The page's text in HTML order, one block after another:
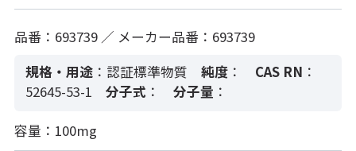
品番：693739 ／ メーカー品番：693739
規格・用途 ：認証標準物質 純度： CAS RN ：
52645-53-1
分子式 ： 分子量 ：
容量：100mg